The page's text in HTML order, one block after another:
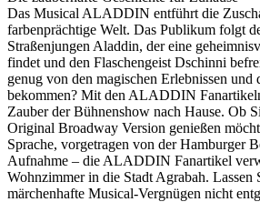
Das Musical ALADDIN entführt die
farbenprächtige Welt. Das Publikum folgt
Straßenjungen Aladdin, der eine
findet und den Flaschengeist Dschinni
genug von den magischen Erlebnissen und
bekommen? Mit den ALADDIN
Zauber der Bühnenshow nach Hause. Ob
Original Broadway Version genießen
Sprache, vorgetragen von der Hamburger
Aufnahme – die ALADDIN Fanartikel
Wohnzimmer in die Stadt Agrabah. Lassen
märchenhafte Musical-Vergnügen nicht